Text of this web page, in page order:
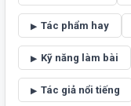
Tác phẩm hay
Kỹ năng làm bài
Tác giả nổi tiếng